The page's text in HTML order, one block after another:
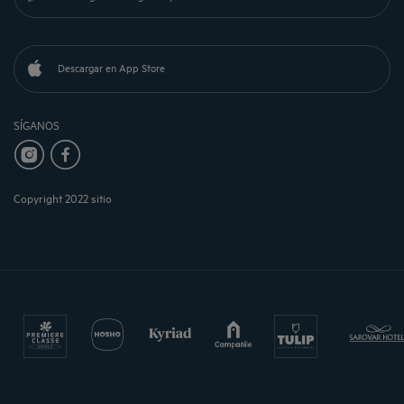
Descargar en App Store
SÍGANOS
Copyright 2022 sitio